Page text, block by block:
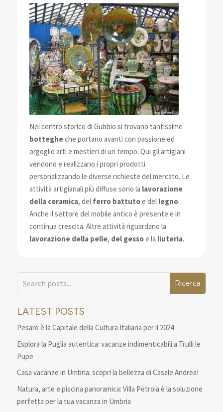
Nel centro storico di Gubbio si trovano tantissime
bottegheche portano avanti con passione ed
orgoglio arti e mestieri di un tempo. Qui gli artigiani
vendono e realizzano i propri prodotti
personalizzando le diverse richieste del mercato. Le
attività artigianali più diffuse sono la lavorazione
della ceramica, del ferro battutoe del legno.
Anche il settore del mobile antico è presente e in
continua crescita. Altre attività riguardano la
lavorazione della pelle, del gessoe la liuteria.
LATEST POSTS
Pesaro è la Capitale della Cultura Italiana per il 2024
Esplora la Puglia autentica: vacanze indimenticabili a Trulli le
Pupe
Casa vacanze in Umbria: scopri la bellezza di Casale Andrea!
Natura, arte e piscina panoramica: Villa Petroia è la soluzione
perfetta per la tua vacanza in Umbria